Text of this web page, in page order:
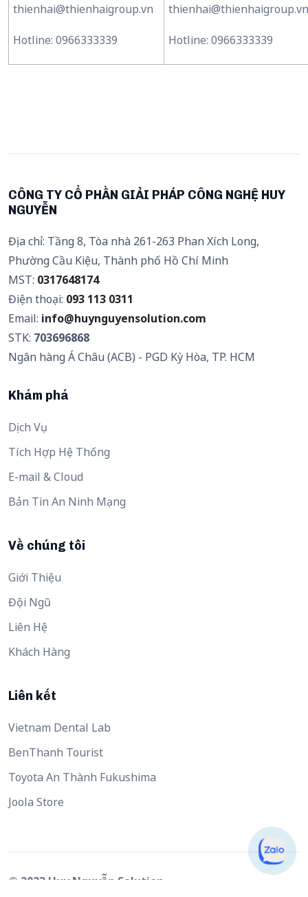
thienhai@thienhaigroup.vn
Hotline: 0966333339
thienhai@thienhaigroup.vn
Hotline: 0966333339
CÔNG TY CỔ PHẦN GIẢI PHÁP CÔNG NGHỆ HUY
NGUYỄN
Địa chỉ: Tầng 8, Tòa nhà 261-263 Phan Xích Long,
Phường Cầu Kiệu, Thành phố Hồ Chí Minh
MST: 0317648174
Điện thoại: 093 113 0311
Email: info@huynguyensolution.com
STK: 703696868
Ngân hàng Á Châu (ACB) - PGD Kỳ Hòa, TP. HCM
Khám phá
Dịch Vụ
Tích Hợp Hệ Thống
E-mail & Cloud
Bản Tin An Ninh Mạng
Về chúng tôi
Giới Thiệu
Đội Ngũ
Liên Hệ
Khách Hàng
Liên kết
Vietnam Dental Lab
BenThanh Tourist
Toyota An Thành Fukushima
Joola Store
© 2023 Huy Nguyễn Solution.